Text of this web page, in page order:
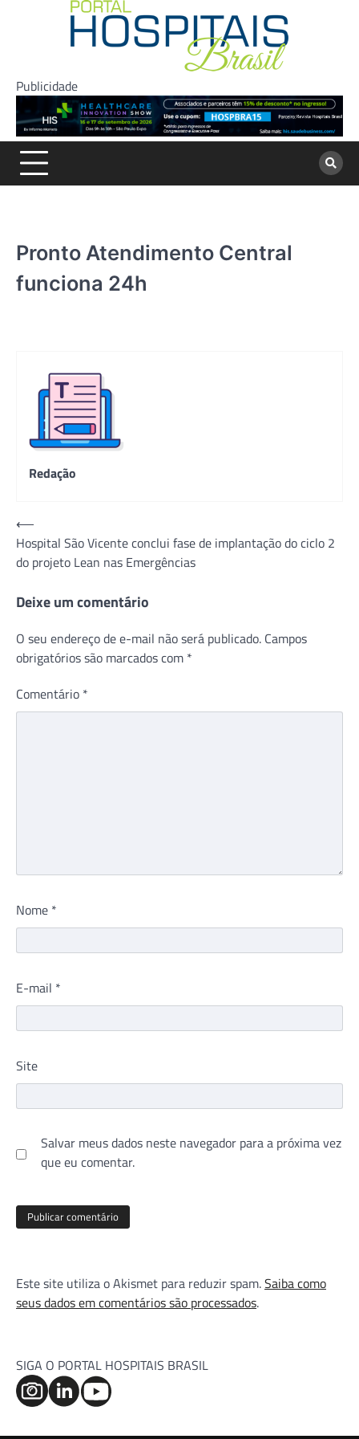
Publicidade
Pronto Atendimento Central
funciona 24h
Redação
Navegação
de
Post
⟵
Hospital São Vicente conclui fase de implantação do ciclo 2
do projeto Lean nas Emergências
Deixe um comentário
O seu endereço de e-mail não será publicado. Campos
obrigatórios são marcados com *
Comentário *
Nome *
E-mail *
Site
Salvar meus dados neste navegador para a próxima vez
que eu comentar.
Este site utiliza o Akismet para reduzir spam.Saiba como
seus dados em comentários são processados.
SIGA O PORTAL HOSPITAIS BRASIL